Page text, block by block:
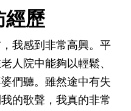
經歷
我感到非常高興。平
人院中能夠以輕鬆、
們聽。雖然途中有失
的歌聲，我真的非常